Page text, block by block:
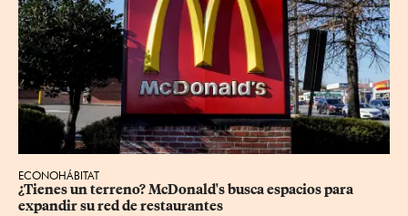
ECONOHÁBITAT
¿Tienes un terreno? McDonald's busca espacios para
expandir su red de restaurantes